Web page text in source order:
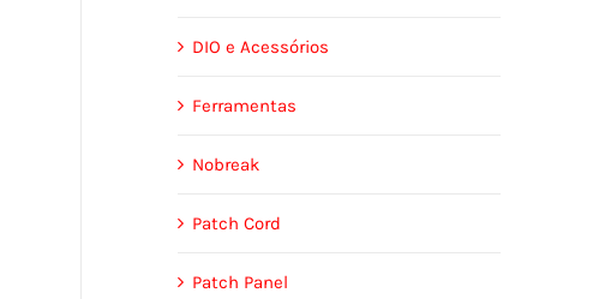
DIO e Acessórios
Ferramentas
Nobreak
Patch Cord
Patch Panel